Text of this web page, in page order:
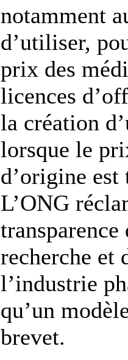
notamment
d’utiliser,
prix des
licences
la création
lorsque le
d’origine
L’ONG
transparence
recherche et
l’industrie
qu’un
brevet.